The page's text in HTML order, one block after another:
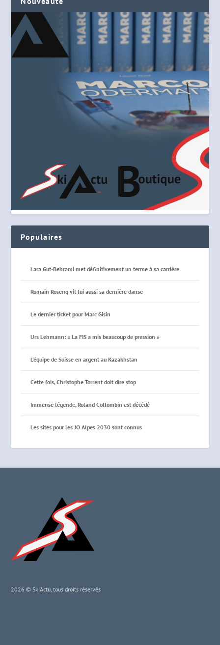
Populaires
Lara Gut-Behrami met définitivement un terme à sa carrière
Romain Roseng vit lui aussi sa dernière danse
Le dernier ticket pour Marc Gisin
Urs Lehmann: « La FIS a mis beaucoup de pression »
L’équipe de Suisse en argent au Kazakhstan
Cette fois, Christophe Torrent doit dire stop
Immense légende, Roland Collombin est décédé
Les sites pour les JO Alpes 2030 sont connus
2026 © SkiActu, tous droits réservés